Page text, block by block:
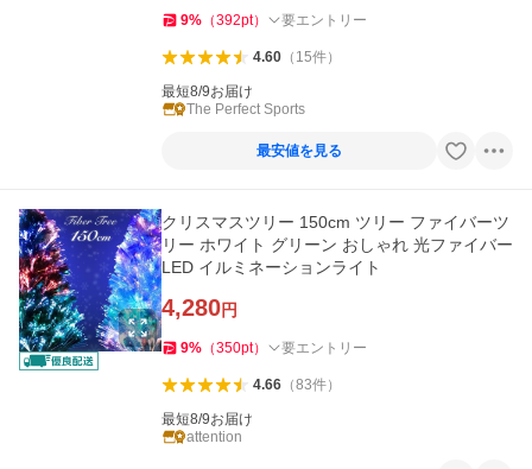
9% （392pt） 要エントリー
4.60（ 15件）
最短8/9お届け
The Perfect Sports
最安値を見る
クリスマスツリー 150cm ツリー ファイバーツ
リー ホワイト グリーン おしゃれ 光ファイバー
LED イルミネーションライト
4,280円
9% （350pt） 要エントリー
4.66（83件）
最短8/9お届け
attention